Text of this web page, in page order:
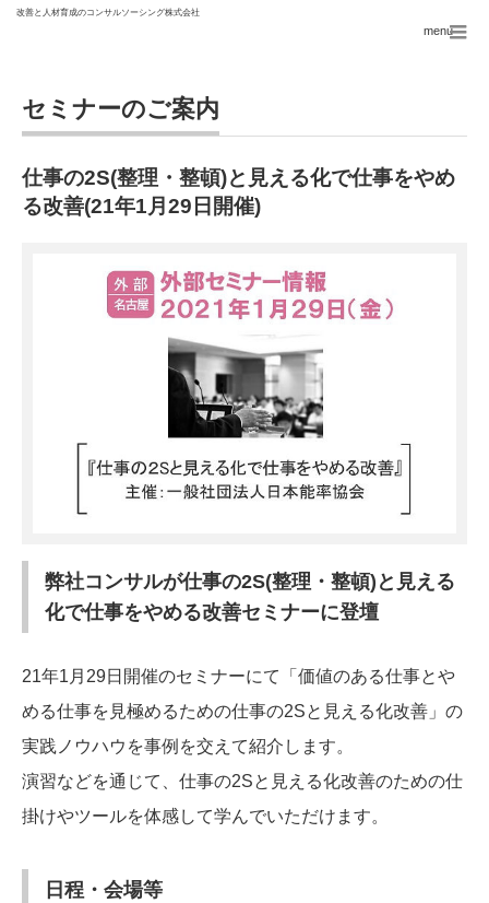
menu
セミナーのご案内
仕事の2S(整理・整頓)と見える化で仕事をやめ
る改善(21年1月29日開催)
弊社コンサルが仕事の2S(整理・整頓)と見える
化で仕事をやめる改善セミナーに登壇
21年1月29日開催のセミナーにて「価値のある仕事とや
める仕事を見極めるための仕事の2Sと見える化改善」の
実践ノウハウを事例を交えて紹介します。
演習などを通じて、仕事の2Sと見える化改善のための仕
掛けやツールを体感して学んでいただけます。
日程・会場等